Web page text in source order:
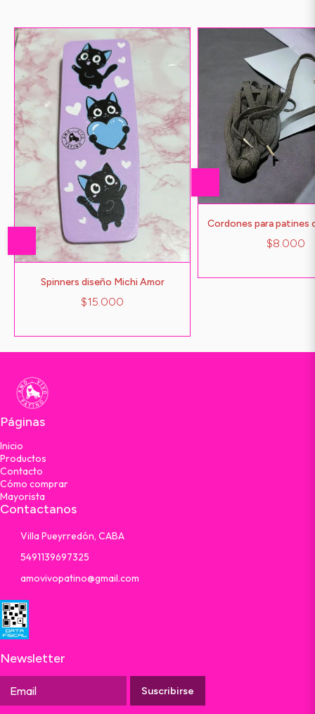
Spinners diseño Michi Amor
$15.000
Cordones para patines
$8.000
Páginas
Inicio
Productos
Contacto
Cómo comprar
Mayorista
Contactanos
Villa Pueyrredón, CABA
5491139697325
amovivopatino@gmail.com
Newsletter
Suscribirse